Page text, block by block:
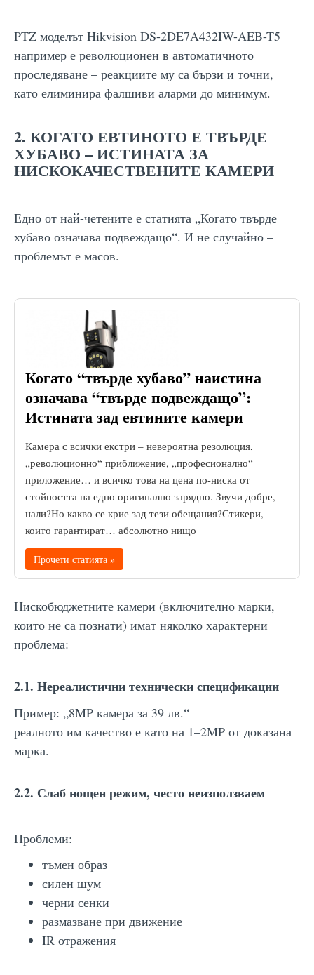
PTZ моделът Hikvision DS-2DE7A432IW-AEB-T5
например е революционен в автоматичното
проследяване – реакциите му са бързи и точни,
като елиминира фалшиви аларми до минимум.
2. КОГАТО ЕВТИНОТО Е ТВЪРДЕ
ХУБАВО – ИСТИНАТА ЗА
НИСКОКАЧЕСТВЕНИТЕ КАМЕРИ
Едно от най-четените е статията „Когато твърде
хубаво означава подвеждащо“. И не случайно –
проблемът е масов.
Когато “твърде хубаво” наистина
означава “твърде подвеждащо”:
Истината зад евтините камери
Камера с всички екстри – невероятна резолюция,
„революционно“ приближение, „професионално“
приложение… и всичко това на цена по-ниска от
стойността на едно оригинално зарядно. Звучи добре,
нали?Но какво се крие зад тези обещания?Стикери,
които гарантират… абсолютно нищо
Прочети статията »
Нискобюджетните камери (включително марки,
които не са познати) имат няколко характерни
проблема:
2.1. Нереалистични технически спецификации
Пример: „8MP камера за 39 лв.“
реалното им качество е като на 1–2MP от доказана
марка.
2.2. Слаб нощен режим, често неизползваем
Проблеми:
тъмен образ
силен шум
черни сенки
размазване при движение
IR отражения